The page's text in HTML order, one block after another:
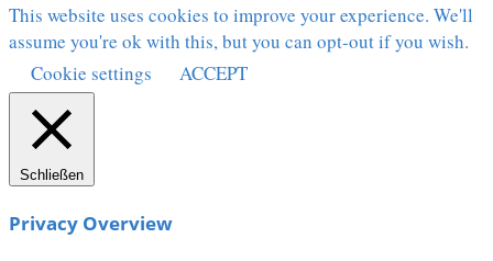
This website uses cookies to improve your experience. We'll
assume you're ok with this, but you can opt-out if you wish.
Cookie settings
ACCEPT
Schließen
Privacy Overview